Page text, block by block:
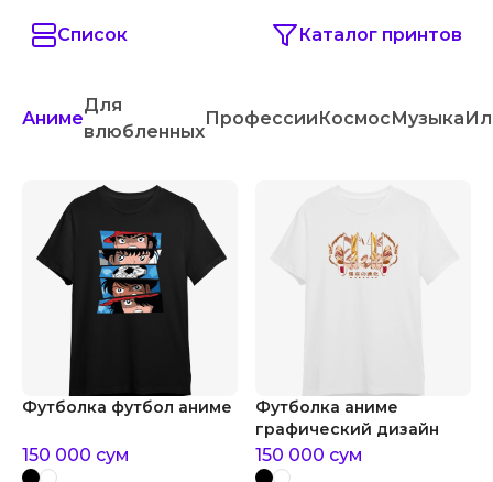
Список Каталог принтов
Аниме
Для
влюбленных
ПрофессииКосмосМузыка
Футболка футбол аниме
150 000 сум
Футболка аниме
графический дизайн
150 000 сум